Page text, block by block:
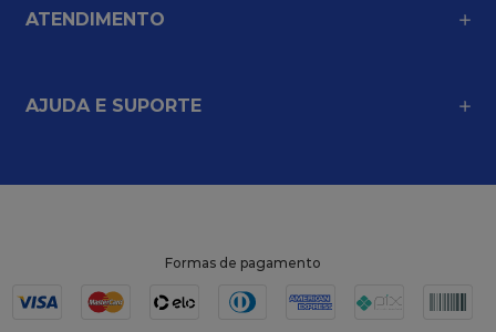
ATENDIMENTO
AJUDA E SUPORTE
Formas de pagamento